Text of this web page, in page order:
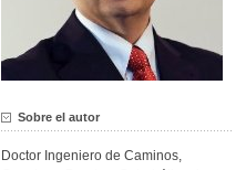
Sobre el autor
Doctor Ingeniero de Caminos,